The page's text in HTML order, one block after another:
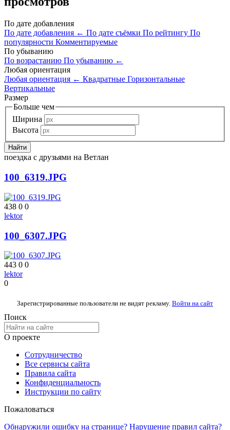
По дате добавления
По дате добавления ← По дате съёмки По рейтингу По
популярности Комментируемые
По убыванию
По возрастанию По убыванию ←
Любая ориентация
Любая ориентация ← Квадратные Горизонтальные
Вертикальные
Размер
Больше чем
Ширина
Высота
поездка с друзьями на Ветлан
100_6319.JPG
438 0 0
lektor
100_6307.JPG
443 0 0
lektor
0
Зарегистрированные пользователи не видят рекламу. Войти на сайт
Поиск
О проекте
Сотрудничество
Все сервисы сайта
Правила сайта
Конфиденциальность
Инструкции по сайту
Пожаловаться
Обнаружили ошибку на странице? Нарушение правил сайта?